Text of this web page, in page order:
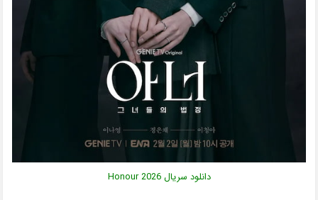
دانلود سریال Honour 2026